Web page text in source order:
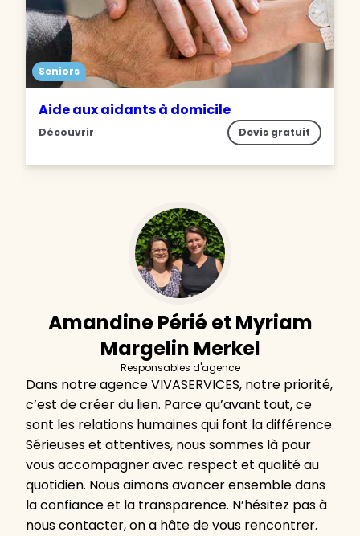
Seniors
Aide aux aidants à domicile
Découvrir Devis gratuit
Amandine Périé et Myriam
Margelin Merkel
Responsables d'agence
Dans notre agence VIVASERVICES, notre priorité,
c’est de créer du lien. Parce qu’avant tout, ce
sont les relations humaines qui font la différence.
Sérieuses et attentives, nous sommes là pour
vous accompagner avec respect et qualité au
quotidien. Nous aimons avancer ensemble dans
la confiance et la transparence. N’hésitez pas à
nous contacter, on a hâte de vous rencontrer.